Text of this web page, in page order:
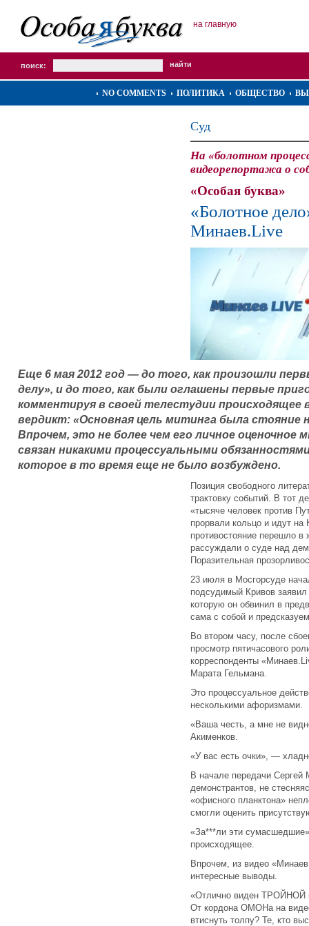
на главную
поиск:
NO COMMENTS ПОЛИТИКА ОБЩЕСТВО
Суд
На «болотном
видеорепортажа о
«Особая буква»
«Болотное
Минаев.Live
Еще 6 мая 2012 год — до того, как произошли
делу», и до того, как были оглашены первые
комментируя в своей телестудии происходящее
вердикт: «Основная цель митинга была стояние
Впрочем, это не более чем его личное оценочное
связан никакими процессуальными
которое в то время еще не было возбуждено.
Позиция свободного
трактовку событий. В тот
«тысяче человек против
прорвали кольцо и идут
противостояние перешло
рассуждали о суде над
Поразительная
23 июля в Мосгорсуде
подсудимый Кривов
которую он обвинил в
сама с собой и
Во втором часу, после
просмотр пятичасового
корреспонденты
Марата Гельмана.
Это процессуальное
несколькими афоризмами.
«Ваша честь, а мне не
Акименков.
«У вас есть очки», —
В начале передачи
демонстрантов, не
«офисного планктона»
смогли оценить
«За***ли эти
происходящее.
Впрочем, из видео
интересные выводы.
«Отлично виден ТРОЙНОЙ
От кордона ОМОНа на
втиснуть толпу? Те, кто